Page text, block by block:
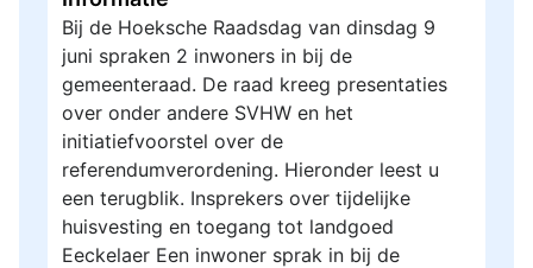
Bij de Hoeksche Raadsdag van dinsdag 9
juni spraken 2 inwoners in bij de
gemeenteraad. De raad kreeg presentaties
over onder andere SVHW en het
initiatiefvoorstel over de
referendumverordening. Hieronder leest u
een terugblik. Insprekers over tijdelijke
huisvesting en toegang tot landgoed
Eeckelaer Een inwoner sprak in bij de